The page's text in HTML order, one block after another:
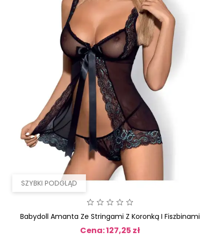
SZYBKI PODGLĄD
Babydoll Amanta Ze Stringami Z Koronką I Fiszbinami
Cena: 127,25 zł